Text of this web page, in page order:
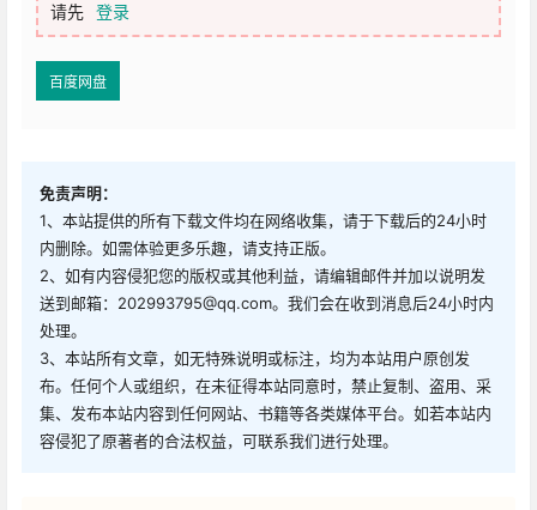
请先 登录
百度网盘
免责声明：
1、本站提供的所有下载文件均在网络收集，请于下载后的24小时
内删除。如需体验更多乐趣，请支持正版。
2、如有内容侵犯您的版权或其他利益，请编辑邮件并加以说明发
送到邮箱：202993795@qq.com。我们会在收到消息后24小时内
处理。
3、本站所有文章，如无特殊说明或标注，均为本站用户原创发
布。任何个人或组织，在未征得本站同意时，禁止复制、盗用、采
集、发布本站内容到任何网站、书籍等各类媒体平台。如若本站内
容侵犯了原著者的合法权益，可联系我们进行处理。